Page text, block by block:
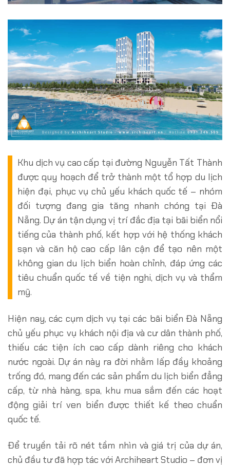
Khu dịch vụ cao cấp tại đường Nguyễn Tất Thành
được quy hoạch để trở thành một tổ hợp du lịch
hiện đại, phục vụ chủ yếu khách quốc tế – nhóm
đối tượng đang gia tăng nhanh chóng tại Đà
Nẵng. Dự án tận dụng vị trí đắc địa tại bãi biển nổi
tiếng của thành phố, kết hợp với hệ thống khách
sạn và căn hộ cao cấp lân cận để tạo nên một
không gian du lịch biển hoàn chỉnh, đáp ứng các
tiêu chuẩn quốc tế về tiện nghi, dịch vụ và thẩm
mỹ.
Hiện nay, các cụm dịch vụ tại các bãi biển Đà Nẵng
chủ yếu phục vụ khách nội địa và cư dân thành phố,
thiếu các tiện ích cao cấp dành riêng cho khách
nước ngoài. Dự án này ra đời nhằm lấp đầy khoảng
trống đó, mang đến các sản phẩm du lịch biển đẳng
cấp, từ nhà hàng, spa, khu mua sắm đến các hoạt
động giải trí ven biển được thiết kế theo chuẩn
quốc tế.
Để truyền tải rõ nét tầm nhìn và giá trị của dự án,
chủ đầu tư đã hợp tác với Archiheart Studio – đơn vị